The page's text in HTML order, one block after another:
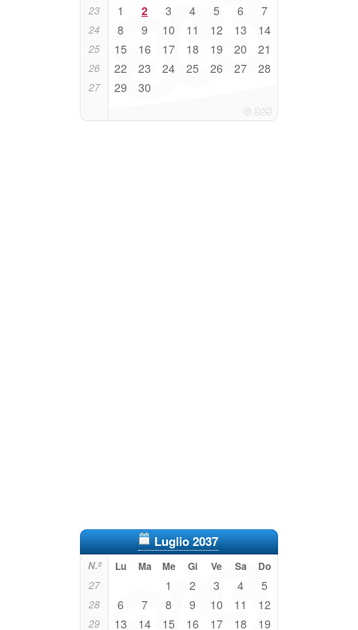
23 1 2 3 4 5 6 7
24 8 9 10 11 12 13 14
25 15 16 17 18 19 20 21
26 22 23 24 25 26 27 28
27 29 30
Luglio 2037
N.º Lu Ma Me Gi Ve Sa Do
27 1 2 3 4 5
28 6 7 8 9 10 11 12
29 13 14 15 16 17 18 19